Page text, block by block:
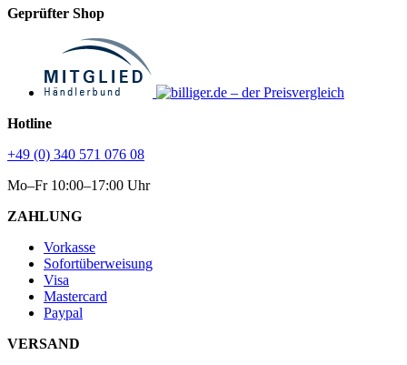
Geprüfter Shop
Hotline
+49 (0) 340 571 076 08
Mo–Fr 10:00–17:00 Uhr
ZAHLUNG
Vorkasse
Sofortüberweisung
Visa
Mastercard
Paypal
VERSAND